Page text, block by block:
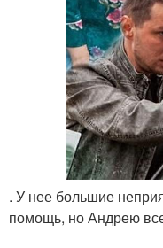
. У нее большие
помощь, но Андрею